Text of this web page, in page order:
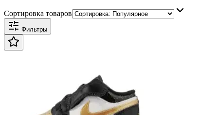
Сортировка товаров
Фильтры